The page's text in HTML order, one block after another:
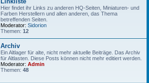
Hier findet ihr Links zu anderen HQ-Seiten, Miniaturen- und
Farben Herstellern und allen anderen, das Thema
betreffenden Seiten.
Moderator: Sidorion
Themen: 12
Archiv
Ein Altlager für alte, nicht mehr aktuelle Beiträge. Das Archiv
für Altlasten. Diese Posts können nicht mehr editiert werden.
Moderator: Admin
Themen: 48